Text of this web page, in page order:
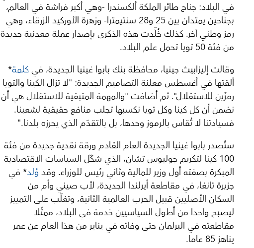
في البلاد: جناح طائر الملكة ألكسندرا -وهي أكبر فراشة في العالم،
بجناحين يمتدان بين 25 و28 سنتيمترا- وزهرة الأوركيد الزرقاء، وهي
رمز وطني آخر. كذلك خُلِّدت هذه الذكرى بإصدار عملة معدنية جديدة
من فئة 50 تويا تحمل علم البلاد.
وقالت إليزابيث جينيا، محافظة بنك بابوا غينيا الجديدة، فيكلمة*
ألقتها في أغسطس معلنة التصاميم الجديدة: "لا تزال الكينا والتويا
رمزَين للاستقلال". ثم أضافت "والمهمة المتبقية للاستقلال هي أن
نضمن أن كل كينا وكل تويا نكسبها تجلب منافع حقيقية لشعبنا.
فسيادتنا لا تُقاس بالرموز وحدها، بل بالتقدّم الذي يحرزه بلدنا."
ستُصدر بابوا غينيا الجديدة العام القادم ورقة نقدية جديدة من فئة
100 كينا لتكريم جوليوس تشان، الذي شكَّل السياسات الاقتصادية
المبكرة بصفته أول وزير للمالية وثاني رئيس للوزراء. وقدوُلد* في
جزيرة تانغا، في مقاطعة أيرلندا الجديدة، لأب صيني وأم من
السكان الأصليين قبيل الحرب العالمية الثانية، وتغلّب على التمييز
ليصبح واحدا من أطول السياسيين خدمة في البلاد، ممثّلا
مقاطعته في البرلمان حتى وفاته في يناير من هذا العام عن عمر
يناهز 85 عاما.